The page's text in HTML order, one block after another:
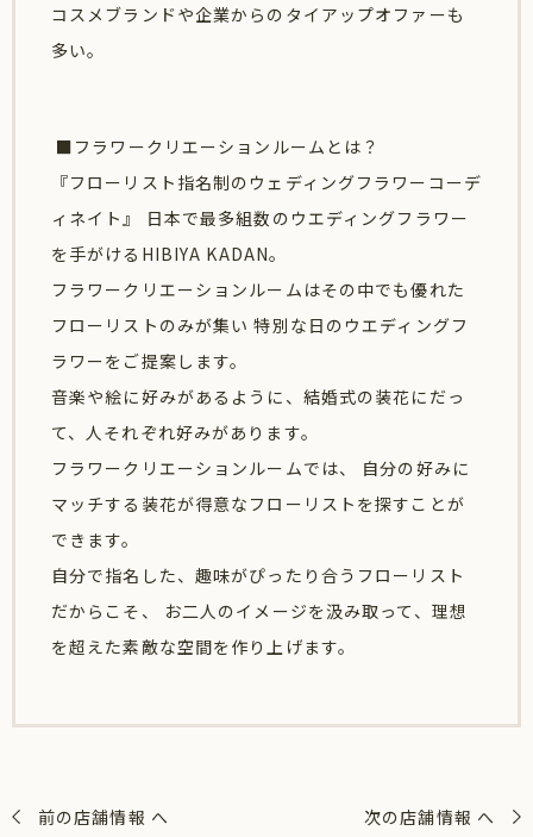
コスメブランドや企業からのタイアップオファーも
多い。
■フラワークリエーションルームとは？
『フローリスト指名制のウェディングフラワーコーデ
ィネイト』 日本で最多組数のウエディングフラワー
を手がけるHIBIYA KADAN。
フラワークリエーションルームはその中でも優れた
フローリストのみが集い 特別な日のウエディングフ
ラワーをご提案します。
音楽や絵に好みがあるように、結婚式の装花にだっ
て、人それぞれ好みがあります。
フラワークリエーションルームでは、 自分の好みに
マッチする装花が得意なフローリストを探すことが
できます。
自分で指名した、趣味がぴったり合うフローリスト
だからこそ、 お二人のイメージを汲み取って、理想
を超えた素敵な空間を作り上げます。
前の店舗情報 へ 次の店舗情報 へ